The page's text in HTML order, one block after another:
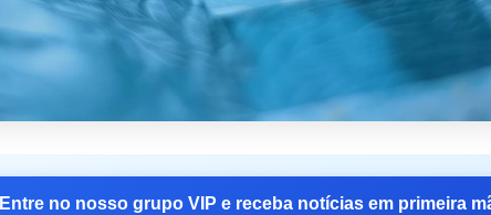
Entre no nosso grupo VIP e receba notícias em primeira